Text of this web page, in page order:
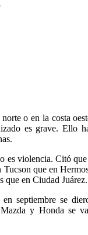
o en la costa
es grave. Ello
es violencia. Citó
Tucson que en
que en Ciudad Juárez.
septiembre se
y Honda se